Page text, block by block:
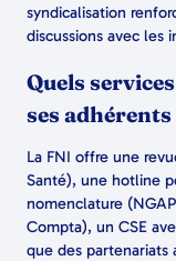
syndicalisation
discussions avec les
Quels
ses adhérents
La FNI offre une
Santé), une hotline
nomenclature
Compta), un CSE
que des partenariats